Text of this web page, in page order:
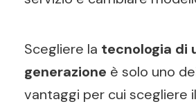
Scegliere la tecnologia di
generazione è solo uno
vantaggi per cui scegliere